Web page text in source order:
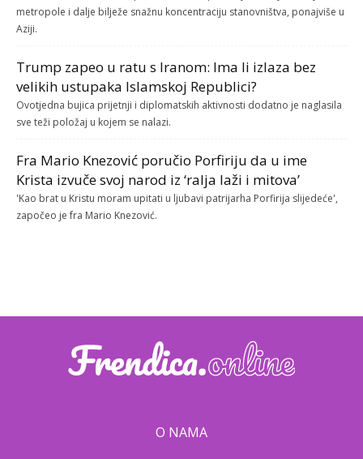
metropole i dalje bilježe snažnu koncentraciju stanovništva, ponajviše u
Aziji.
Trump zapeo u ratu s Iranom: Ima li izlaza bez
velikih ustupaka Islamskoj Republici?
Ovotjedna bujica prijetnji i diplomatskih aktivnosti dodatno je naglasila
sve teži položaj u kojem se nalazi.
Fra Mario Knezović poručio Porfiriju da u ime
Krista izvuče svoj narod iz ‘ralja laži i mitova’
'Kao brat u Kristu moram upitati u ljubavi patrijarha Porfirija slijedeće',
započeo je fra Mario Knezović.
O NAMA